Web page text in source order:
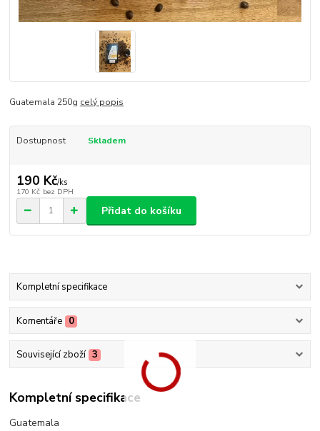
Guatemala 250g celý popis
Dostupnost Skladem
190 Kč/ks
170 Kč bez DPH
Přidat do košíku
Kompletní specifikace
Komentáře 0
Související zboží 3
Kompletní specifikace
Guatemala